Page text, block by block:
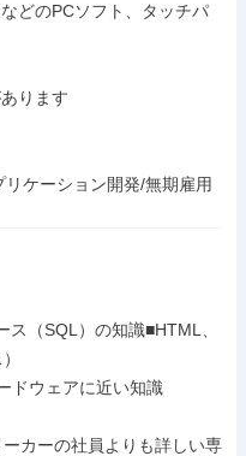
どのPCソフト、タッチパ
ります
リケーション開発/無期雇用
ス（SQL）の知識■HTML、
ドウェアに近い知識
カーの社員よりも詳しい専